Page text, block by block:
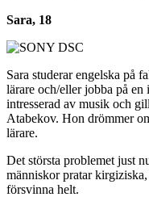
Sara, 18
Sara studerar engelska på
lärare och/eller jobba på
intresserad av musik och
Atabekov. Hon drömmer
lärare.
Det största problemet just
människor pratar
försvinna helt.